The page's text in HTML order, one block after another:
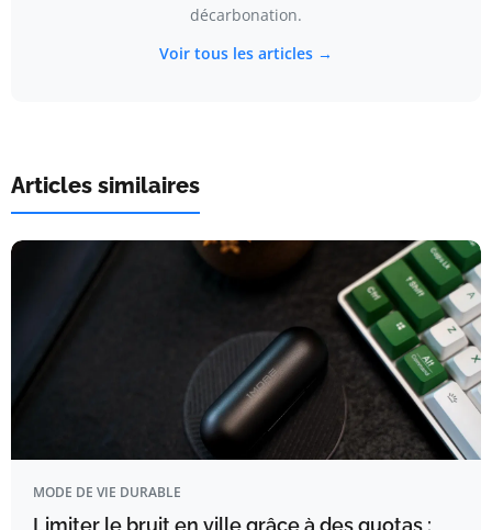
décarbonation.
Voir tous les articles →
Articles similaires
MODE DE VIE DURABLE
Limiter le bruit en ville grâce à des quotas :